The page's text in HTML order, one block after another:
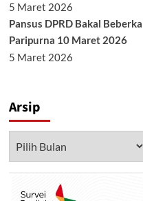
5 Maret 2026
Pansus DPRD Bakal
Paripurna 10 Maret 2026
5 Maret 2026
Arsip